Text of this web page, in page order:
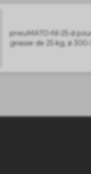
pneuMATO-fill-25-d
griasse de 25 kg, ø